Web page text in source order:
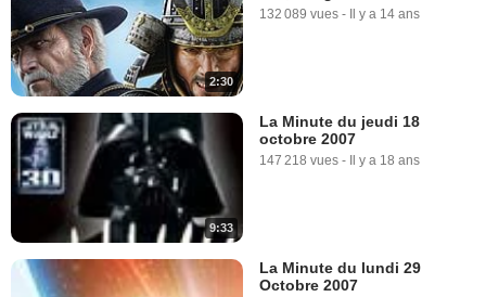
2:30
132 089 vues - Il y a 14 ans
9:33
La Minute du jeudi 18
octobre 2007
147 218 vues - Il y a 18 ans
La Minute du lundi 29
Octobre 2007